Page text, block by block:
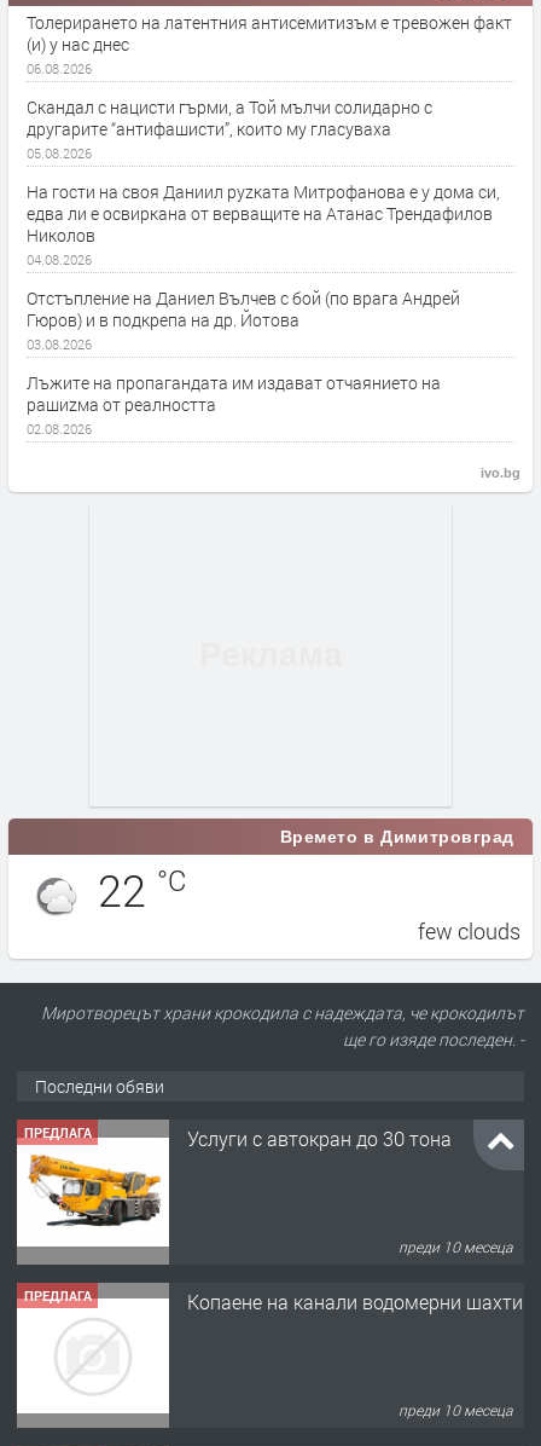
Толерирането на латентния антисемитизъм е тревожен факт
(и) у нас днес
06.08.2026
Скандал с нацисти гърми, а Той мълчи солидарно с
другарите “антифашисти”, които му гласуваха
05.08.2026
На гости на своя Даниил руzката Митрофанова е у дома си,
едва ли е освиркана от верващите на Атанас Трендафилов
Николов
04.08.2026
Отстъпление на Даниел Вълчев с бой (по врага Андрей
Гюров) и в подкрепа на др. Йотова
03.08.2026
Лъжите на пропагандата им издават отчаянието на
рашиzма от реалността
02.08.2026
ivo.bg
Времето в Димитровград
22 °C
few clouds
Миротворецът храни крокодила с надеждата, че крокодилът
ще го изяде последен. -
Последни обяви
ПРЕДЛАГА Услуги с автокран до 30 тона
преди 10 месеца
ПРЕДЛАГА Копаене на канали водомерни шахти
преди 10 месеца